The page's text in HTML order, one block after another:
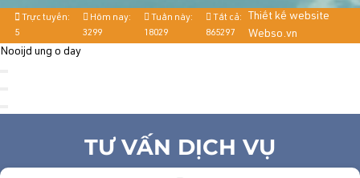
Trực tuyến:
5
Hôm nay:
3299
Tuần này:
18029
Tất cả:
865297
Thiết kế website
Webso.vn
Nooijd ung o day
TƯ VẤN DỊCH VỤ